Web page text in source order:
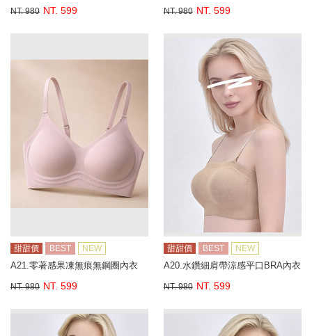
NT. 980 NT. 599 NT. 980 NT. 599
甜甜價 BEST NEW
A21.零著感果凍無痕無鋼圈內衣
NT. 980 NT. 599
甜甜價 BEST NEW
A20.水鑽細肩帶涼感平口BRA內衣
NT. 980 NT. 599